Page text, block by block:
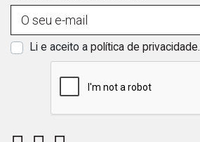
Li e aceito a política de privacidade.